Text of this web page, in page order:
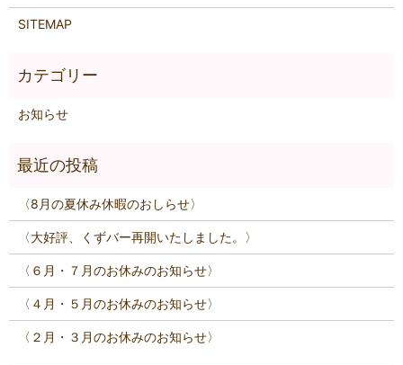
SITEMAP
お知らせ
〈8月の夏休み休暇のおしらせ〉
〈大好評、くずバー再開いたしました。〉
〈６月・７月のお休みのお知らせ〉
〈４月・５月のお休みのお知らせ〉
〈２月・３月のお休みのお知らせ〉